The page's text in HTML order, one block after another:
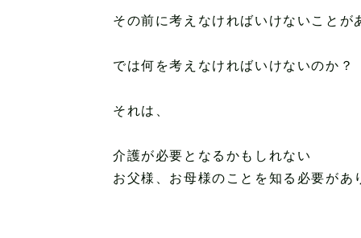
その前に考えなければいけないこと
では何を考えなければいけないのか？
それは、
介護が必要となるかもしれない
お父様、お母様のことを知る必要があ